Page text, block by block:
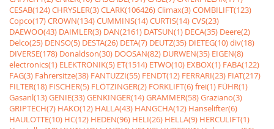
CESAB(124)CHRYSLER(3)CLARK(106426)Climax(3)COMBILIFT(123)
Copco(17)CROWN(134)CUMMINS(14)CURTIS(14)CVS(23)
DAEWOO(43) DAIMLER(3) DAN(2161) DATSUN(1) DECA(35) Deere(2)
Delco(25) DENSO(5) DESTA(26) DETA(7) DEUTZ(35) DIETEG(10)div(18)
DIVERSE(178) Donaldson(30) DOOSAN(82) DURWEN(35) EIGEN(8)
electronics(1) ELEKTRONIK(5) ET(1514) ETWO(10) EXBOX(1) FABA(122)
FAG(3) Fahrersitze(38) FANTUZZI(55) FENDT(12) FERRARI(23) FIAT(217)
FILTER(18) FISCHER(5) FLÖTZINGER(2) FORKLIFT(6)frei(1) FÜHR(1)
Gasanl(13)GENIE(33)GENKINGER(14)GRAMMER(58)Graziano(3)
GRIPTECH(7) HAKO(12) HALLA(43) HANGCHA(12) Hanselifter(6)
HAULOTTE(10) HC(12) HEDEN(96) HELI(26) HELLA(9) HERCULIFT(1)